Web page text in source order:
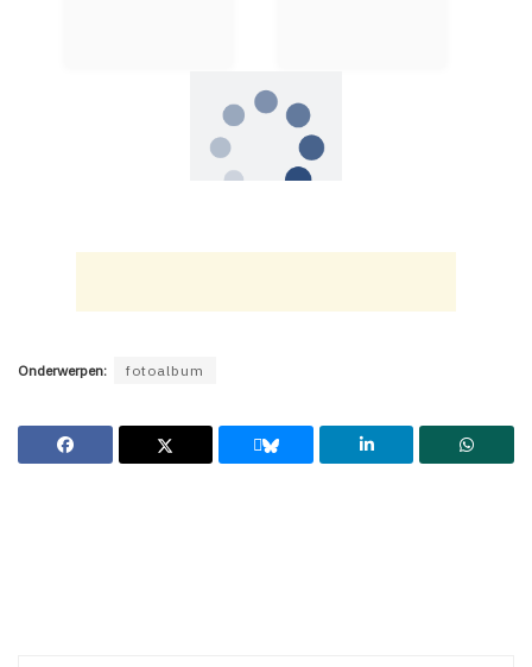
Onderwerpen: fotoalbum